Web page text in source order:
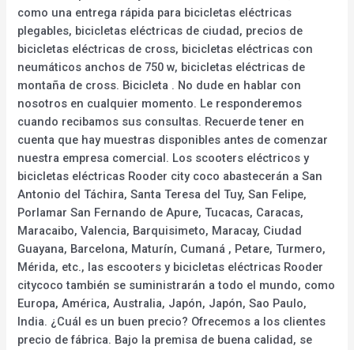
como una entrega rápida para bicicletas eléctricas
plegables, bicicletas eléctricas de ciudad, precios de
bicicletas eléctricas de cross, bicicletas eléctricas con
neumáticos anchos de 750 w, bicicletas eléctricas de
montaña de cross. Bicicleta . No dude en hablar con
nosotros en cualquier momento. Le responderemos
cuando recibamos sus consultas. Recuerde tener en
cuenta que hay muestras disponibles antes de comenzar
nuestra empresa comercial. Los scooters eléctricos y
bicicletas eléctricas Rooder city coco abastecerán a San
Antonio del Táchira, Santa Teresa del Tuy, San Felipe,
Porlamar San Fernando de Apure, Tucacas, Caracas,
Maracaibo, Valencia, Barquisimeto, Maracay, Ciudad
Guayana, Barcelona, Maturín, Cumaná , Petare, Turmero,
Mérida, etc., las escooters y bicicletas eléctricas Rooder
citycoco también se suministrarán a todo el mundo, como
Europa, América, Australia, Japón, Japón, Sao Paulo,
India. ¿Cuál es un buen precio? Ofrecemos a los clientes
precio de fábrica. Bajo la premisa de buena calidad, se